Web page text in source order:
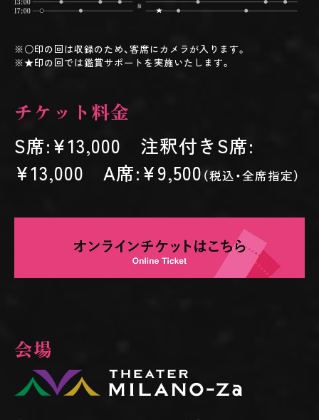
※○印の回は収録のため、客席にカメラが入ります。
※★印の回では鑑賞サポートを実施いたします。
チケット料金
S席:¥13,000 注釈付きS席:
¥13,000 A席:¥9,500 （税込・全席指定）
会場